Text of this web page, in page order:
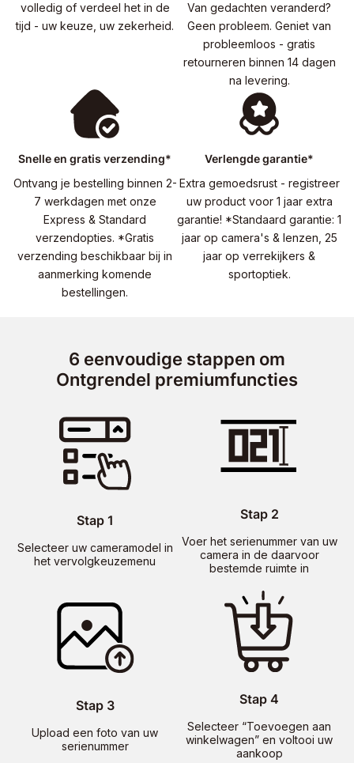
volledig of verdeel het in de
tijd - uw keuze, uw zekerheid.
Van gedachten veranderd?
Geen probleem. Geniet van
probleemloos - gratis
retourneren binnen 14 dagen
na levering.
Snelle en gratis verzending*
Ontvang je bestelling binnen 2-
7 werkdagen met onze
Express & Standard
verzendopties. *Gratis
verzending beschikbaar bij in
aanmerking komende
bestellingen.
Verlengde garantie*
Extra gemoedsrust - registreer
uw product voor 1 jaar extra
garantie! *Standaard garantie: 1
jaar op camera's & lenzen, 25
jaar op verrekijkers &
sportoptiek.
6 eenvoudige stappen om
Ontgrendel premiumfuncties
Stap 1
Selecteer uw cameramodel in
het vervolgkeuzemenu
Stap 2
Voer het serienummer van uw
camera in de daarvoor
bestemde ruimte in
Stap 3
Upload een foto van uw
serienummer
Stap 4
Selecteer “Toevoegen aan
winkelwagen” en voltooi uw
aankoop